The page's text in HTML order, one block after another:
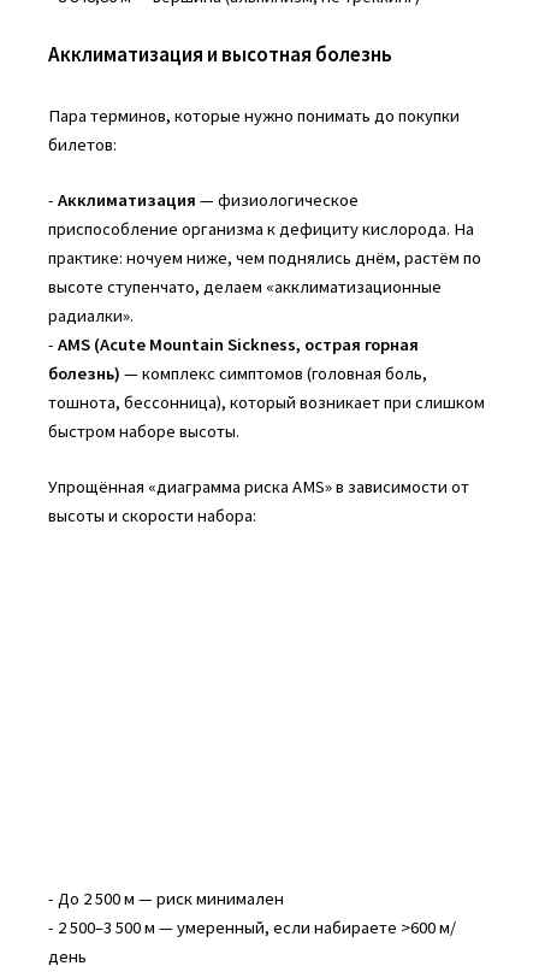
Акклиматизация и высотная болезнь
Пара терминов, которые нужно понимать до покупки
билетов:
- Акклиматизация — физиологическое
приспособление организма к дефициту кислорода. На
практике: ночуем ниже, чем поднялись днём, растём по
высоте ступенчато, делаем «акклиматизационные
радиалки».
- AMS (Acute Mountain Sickness, острая горная
болезнь) — комплекс симптомов (головная боль,
тошнота, бессонница), который возникает при слишком
быстром наборе высоты.
Упрощённая «диаграмма риска AMS» в зависимости от
высоты и скорости набора:
- До 2 500 м — риск минимален
- 2 500–3 500 м — умеренный, если набираете >600 м/
день